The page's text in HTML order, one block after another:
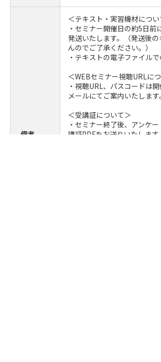
備考
＜テキスト・実習機材につい
・セミナー開催日の約5日
発送いたします。（発送後
んのでご了承ください。）
・テキストの電子ファイル
＜WEBセミナー視聴URLにつ
・視聴URL、パスコードは
メールにてご案内いたします。
＜受講証について＞
・セミナー終了後、アンケ
講証PDFをお送りいたします。